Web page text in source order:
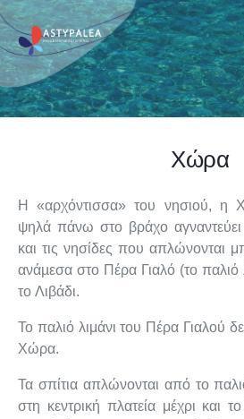
Χώρα
Η «αρχόντισσα» του νησιού, η
ψηλά πάνω στο βράχο αγναντεύει
και τις νησίδες που απλώνονται
ανάµεσα στο Πέρα Γιαλό (το παλιό
το Λιβάδι.
Το παλιό λιμάνι του Πέρα Γιαλού
Χώρα.
Τα σπίτια απλώνονται από το
στη κεντρική πλατεία μέχρι και